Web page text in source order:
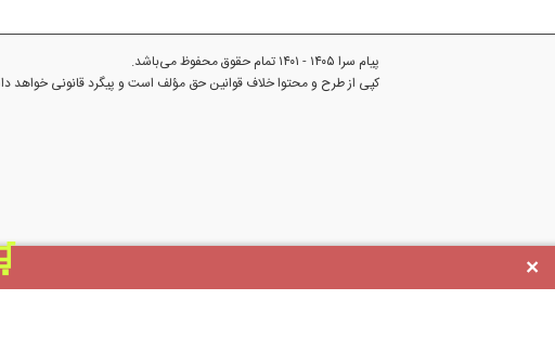
×
پیام سرا ۱۴۰۵ - ۱۴۰۱ تمام حقوق محفوظ می‌باشد.
کپی از طرح و محتوا خلاف قوانین حق مؤلف است و پیگرد قانونی خواهد